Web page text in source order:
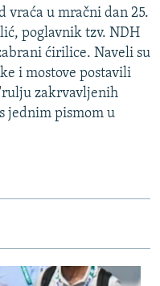
vraća u mračni dan 25.
poglavnik tzv. NDH
ćirilice. Naveli su
i mostove postavili
zakrvavljenih
jednim pismom u